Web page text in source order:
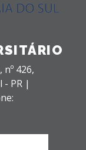
426,
- PR |